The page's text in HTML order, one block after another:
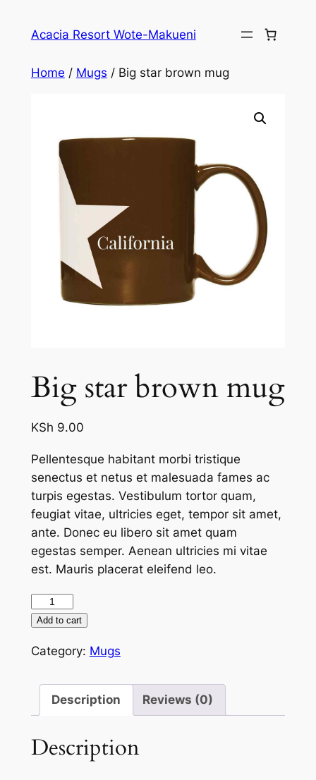
Acacia Resort Wote-Makueni
Home / Mugs / Big star brown mug
Big star brown mug
KSh 9.00
Pellentesque habitant morbi tristique
senectus et netus et malesuada fames ac
turpis egestas. Vestibulum tortor quam,
feugiat vitae, ultricies eget, tempor sit amet,
ante. Donec eu libero sit amet quam
egestas semper. Aenean ultricies mi vitae
est. Mauris placerat eleifend leo.
star
mug
Add to cart
Category: Mugs
Description Reviews (0)
Description